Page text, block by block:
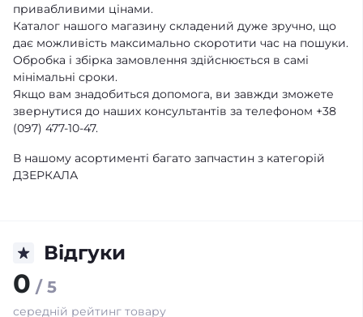
привабливими цінами.
Каталог нашого магазину складений дуже зручно, що
дає можливість максимально скоротити час на пошуки.
Обробка і збірка замовлення здійснюється в самі
мінімальні сроки.
Якщо вам знадобиться допомога, ви завжди зможете
звернутися до наших консультантів за телефоном +38
(097) 477-10-47.
В нашому асортименті багато запчастин з категорій
ДЗЕРКАЛА
Відгуки
0 / 5
середній рейтинг товару